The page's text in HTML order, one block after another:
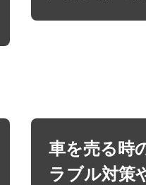
車を売る時
ラブル対策